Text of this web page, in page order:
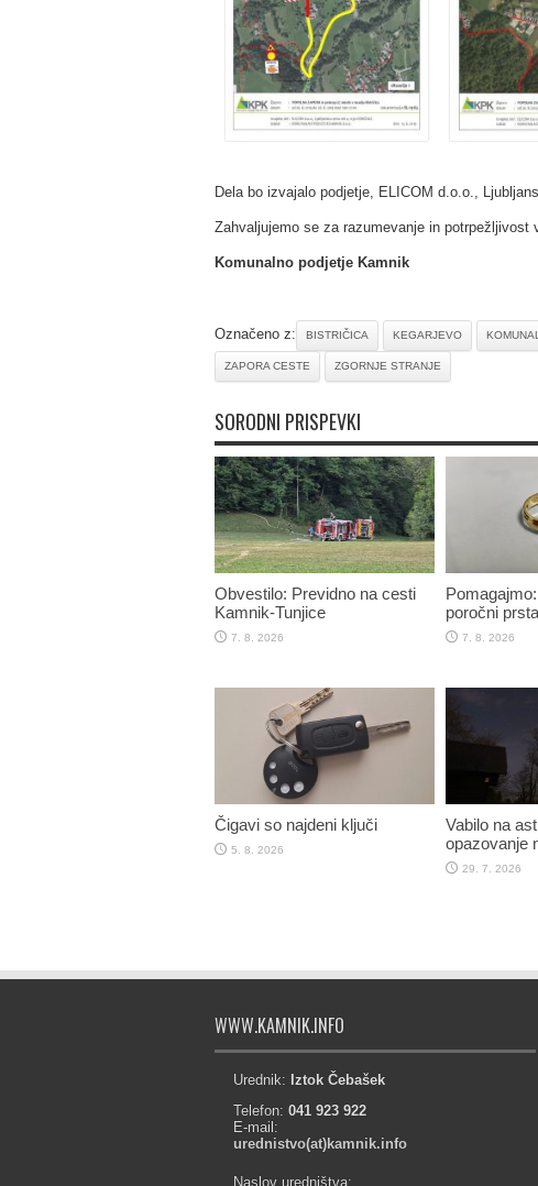
Dela bo izvajalo podjetje, ELICOM d.o.o.,
Zahvaljujemo se za razumevanje in potrpežljivost
Komunalno podjetje Kamnik
Označeno z: BISTRIČICA KEGARJEVO
ZAPORA CESTE ZGORNJE STRANJE
SORODNI PRISPEVKI
Obvestilo: Previdno na cesti
Kamnik-Tunjice
7. 8. 2026
poročni
7. 8. 2026
Čigavi so najdeni ključi
5. 8. 2026
Vabilo na
opazovanje
29. 7. 2026
WWW.KAMNIK.INFO
Urednik: Iztok Čebašek
Telefon: 041 923 922
E-mail:
urednistvo(at)kamnik.info
Naslov uredništva: